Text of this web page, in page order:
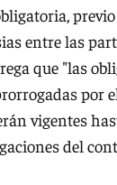
entre las
que "las
por
vigentes
del